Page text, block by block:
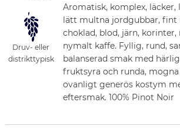
Druv- eller
distrikttypisk
Aromatisk, komplex,
lätt multna jordgubbar, fint
choklad, blod, järn,
nymalt kaffe. Fyllig, rund,
balanserad smak med
fruktsyra och runda,
ovanligt generös kostym
eftersmak. 100% Pinot Noir